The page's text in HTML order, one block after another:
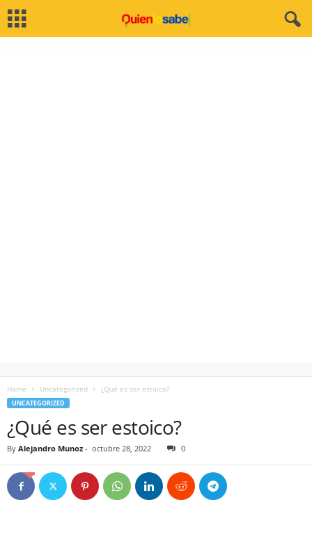
Home Uncategorized ¿Qué es ser estoico?
UNCATEGORIZED
¿Qué es ser estoico?
By Alejandro Munoz - octubre 28, 2022 0